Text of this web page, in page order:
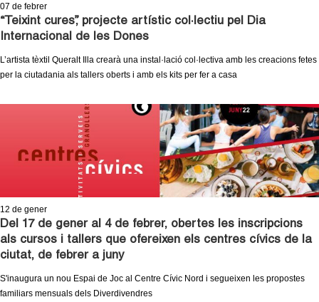
07 de febrer
“Teixint cures”, projecte artístic col·lectiu pel Dia
Internacional de les Dones
L’artista tèxtil Queralt Illa crearà una instal·lació col·lectiva amb les creacions fetes
per la ciutadania als tallers oberts i amb els kits per fer a casa
12 de gener
Del 17 de gener al 4 de febrer, obertes les inscripcions
als cursos i tallers que ofereixen els centres cívics de la
ciutat, de febrer a juny
S'inaugura un nou Espai de Joc al Centre Cívic Nord i segueixen les propostes
familiars mensuals dels Diverdivendres